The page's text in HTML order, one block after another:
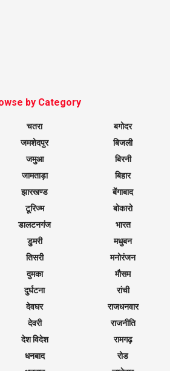
by Category
चतरा
जमशेदपुर
जमुआ
जामताड़ा
झारखण्ड
टूरिज्म
डालटनगंज
डुमरी
तिसरी
दुमका
दुर्घटना
देवघर
देवरी
देश विदेश
धनबाद
बगोदर
बिजली
बिरनी
बिहार
बेंगाबाद
बोकारो
भारत
मधुबन
मनोरंजन
मौसम
रांची
राजधनवार
राजनीति
रामगढ़
रोड